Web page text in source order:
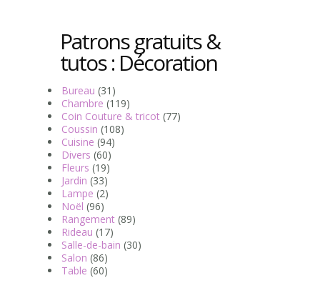
Patrons gratuits &
tutos : Décoration
Bureau (31)
Chambre (119)
Coin Couture & tricot (77)
Coussin (108)
Cuisine (94)
Divers (60)
Fleurs (19)
Jardin (33)
Lampe (2)
Noël (96)
Rangement (89)
Rideau (17)
Salle-de-bain (30)
Salon (86)
Table (60)